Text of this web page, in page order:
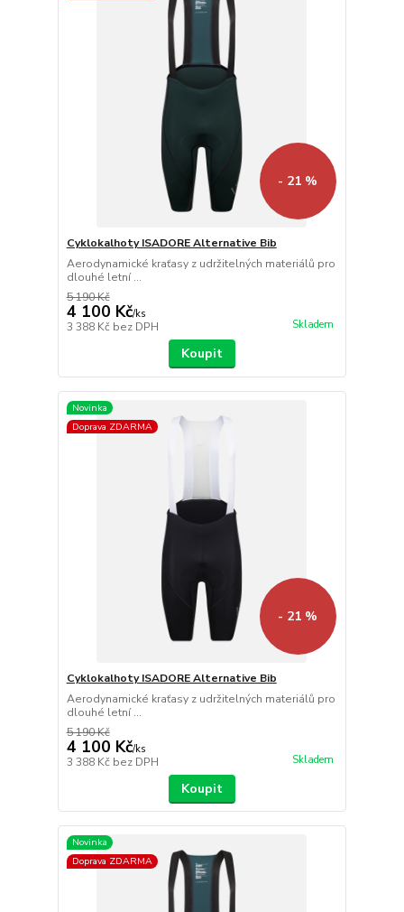
- 21 %
Cyklokalhoty ISADORE Alternative Bib
Aerodynamické kraťasy z udržitelných materiálů pro
dlouhé letní ...
5 190 Kč
4 100 Kč/ks
3 388 Kč bez DPH Skladem
Koupit
Novinka
Doprava ZDARMA
- 21 %
Cyklokalhoty ISADORE Alternative Bib
Aerodynamické kraťasy z udržitelných materiálů pro
dlouhé letní ...
5 190 Kč
4 100 Kč/ks
3 388 Kč bez DPH Skladem
Koupit
Novinka
Doprava ZDARMA